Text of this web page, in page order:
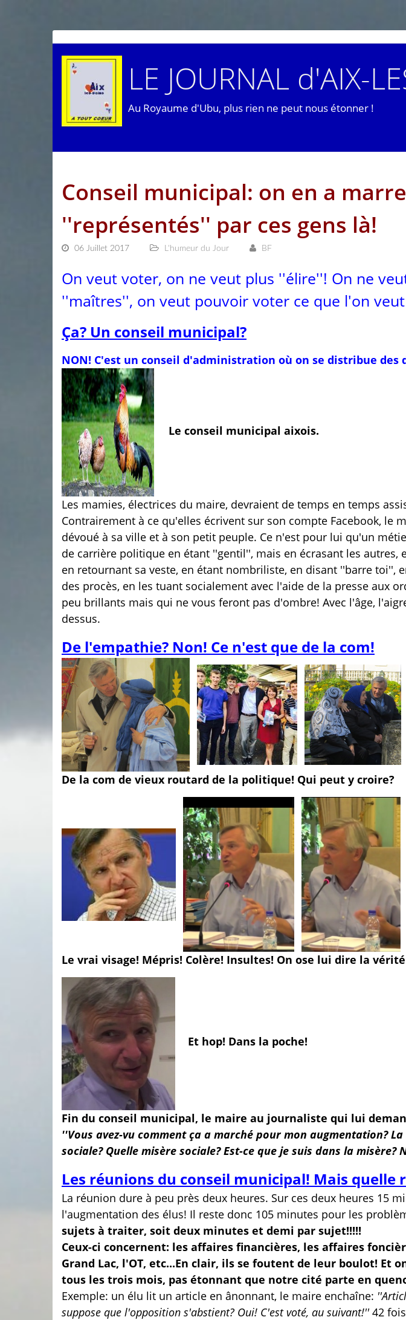
LE JOURNAL d'AIX-
Au Royaume d'Ubu, plus rien ne peut nous étonner !
Conseil municipal: on en a
''représentés'' par ces gens là!
06 Juillet 2017 L'humeur du Jour BF
On veut voter, on ne veut plus ''élire''! On ne
''maîtres'', on veut pouvoir voter ce que l'on
Ça? Un conseil municipal?
NON! C'est un conseil d'administration où on se distribue des
Le conseil municipal aixois.
Les mamies, électrices du maire, devraient de temps en temps
Contrairement à ce qu'elles écrivent sur son compte Facebook, le
dévoué à sa ville et à son petit peuple. Ce n'est pour lui qu'un
de carrière politique en étant ''gentil'', mais en écrasant les autres,
en retournant sa veste, en étant nombriliste, en disant ''barre toi'',
des procès, en les tuant socialement avec l'aide de la presse aux
peu brillants mais qui ne vous feront pas d'ombre! Avec l'âge,
dessus.
De l'empathie? Non! Ce n'est que de la com!
De la com de vieux routard de la politique! Qui peut y croire?
Le vrai visage! Mépris! Colère! Insultes! On ose lui dire la
Et hop! Dans la poche!
Fin du conseil municipal, le maire au journaliste qui lui
''Vous avez-vu comment ça a marché pour mon augmentation?
sociale? Quelle misère sociale? Est-ce que je suis dans la misère?
Les réunions du conseil municipal! Mais quelle
La réunion dure à peu près deux heures. Sur ces deux heures 15
l'augmentation des élus! Il reste donc 105 minutes pour les
sujets à traiter, soit deux minutes et demi par sujet!!!!!
Ceux-ci concernent: les affaires financières, les affaires
Grand Lac, l'OT, etc...En clair, ils se foutent de leur boulot! Et
tous les trois mois, pas étonnant que notre cité parte en
Exemple: un élu lit un article en ânonnant, le maire enchaîne:
suppose que l'opposition s'abstient? Oui! C'est voté, au suivant!''42